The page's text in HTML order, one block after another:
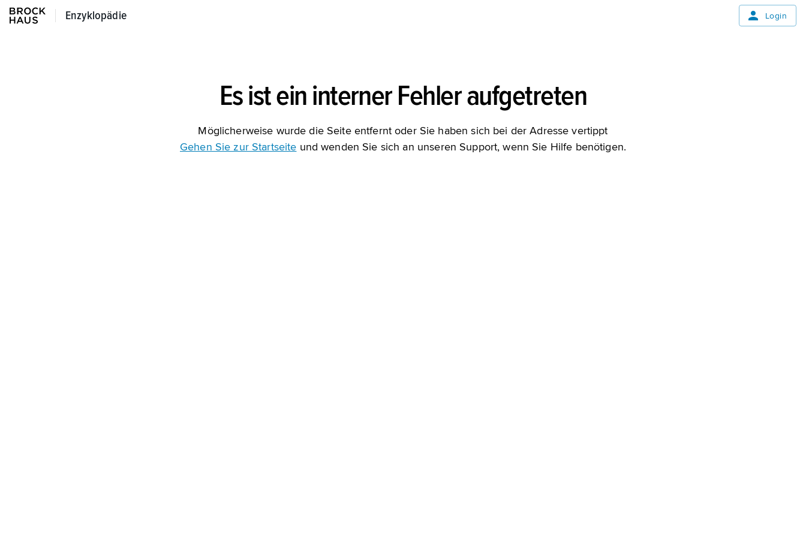
Enzyklopädie
Enzyklopädie Login
Es ist ein interner Fehler aufgetreten
Möglicherweise wurde die Seite entfernt oder Sie haben sich bei der Adresse vertippt
Gehen Sie zur Startseite und wenden Sie sich an unseren Support, wenn Sie Hilfe benötigen.